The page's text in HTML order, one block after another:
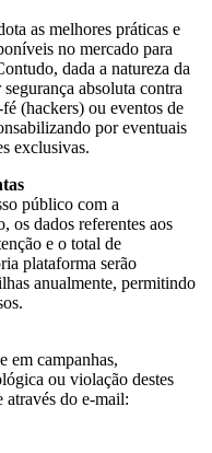
as melhores práticas e
no mercado para
dada a natureza da
absoluta contra
(hackers) ou eventos de
por eventuais
exclusivas.
público com a
os dados referentes aos
e o total de
plataforma serão
anualmente, permitindo
em campanhas,
ou violação destes
através do e-mail: